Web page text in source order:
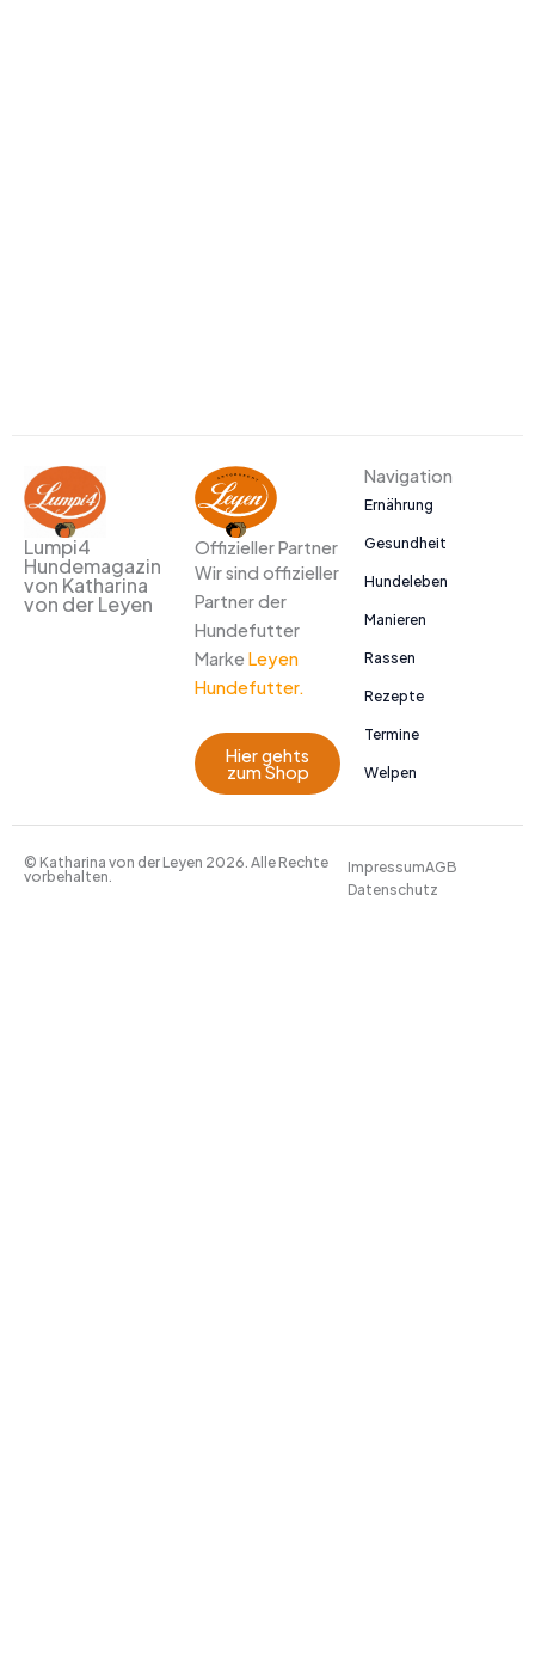
Lumpi4
Hundemagazin
von Katharina
von der Leyen
Offizieller Partner
Wir sind offizieller
Partner der
Hundefutter
Marke Leyen
Hundefutter.
Hier gehts
zum Shop
Navigation
Ernährung
Gesundheit
Hundeleben
Manieren
Rassen
Rezepte
Termine
Welpen
© Katharina von der Leyen 2026. Alle Rechte
vorbehalten.
ImpressumAGB
Datenschutz